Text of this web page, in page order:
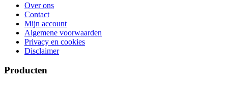
Over ons
Contact
Mijn account
Algemene voorwaarden
Privacy en cookies
Disclaimer
Producten